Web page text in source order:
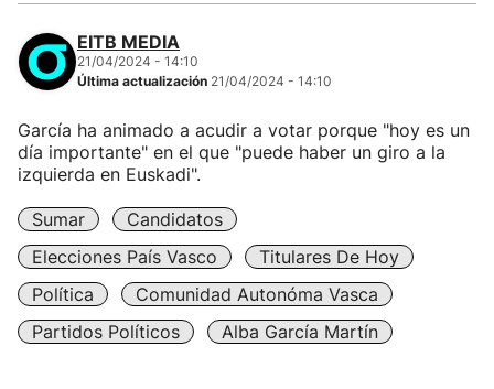
EITB MEDIA
21/04/2024 - 14:10
Última actualización 21/04/2024 - 14:10
García ha animado a acudir a votar porque "hoy es un
día importante" en el que "puede haber un giro a la
izquierda en Euskadi".
Sumar
Candidatos
Elecciones País Vasco
Titulares De Hoy
Política
Comunidad Autonóma Vasca
Partidos Políticos
Alba García Martín